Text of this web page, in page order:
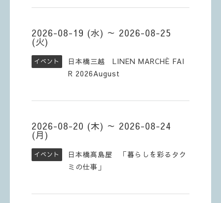
2026-08-19 (水) ～ 2026-08-25
(火)
イベント
日本橋三越 LINEN MARCHÈ FAI
R 2026August
2026-08-20 (木) ～ 2026-08-24
(月)
イベント
日本橋髙島屋 「暮らしを彩るタク
ミの仕事」